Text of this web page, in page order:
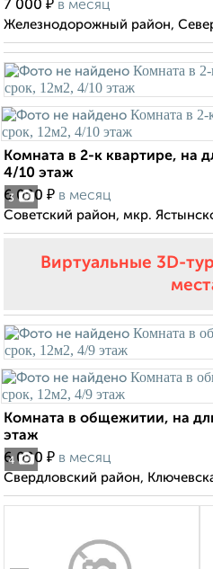
7 000 ₽ в месяц
Железнодорожный район,
3
Комната в 2-к квартире, на
4/10 этаж
6 000 ₽ в месяц
Советский район, мкр.
Виртуальные 3D-
4
Комната в общежитии, на
этаж
6 000 ₽ в месяц
Свердловский район,